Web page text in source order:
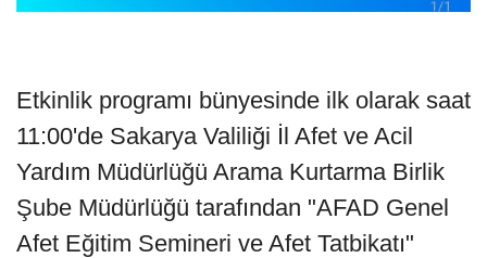
Etkinlik programı bünyesinde ilk olarak saat
11:00'de Sakarya Valiliği İl Afet ve Acil
Yardım Müdürlüğü Arama Kurtarma Birlik
Şube Müdürlüğü tarafından "AFAD Genel
Afet Eğitim Semineri ve Afet Tatbikatı"